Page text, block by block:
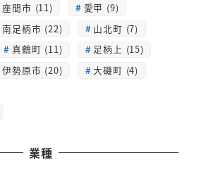
座間市 (11)
愛甲 (9)
南足柄市 (22)
山北町 (7)
真鶴町 (11)
足柄上 (15)
伊勢原市 (20)
大磯町 (4)
業種